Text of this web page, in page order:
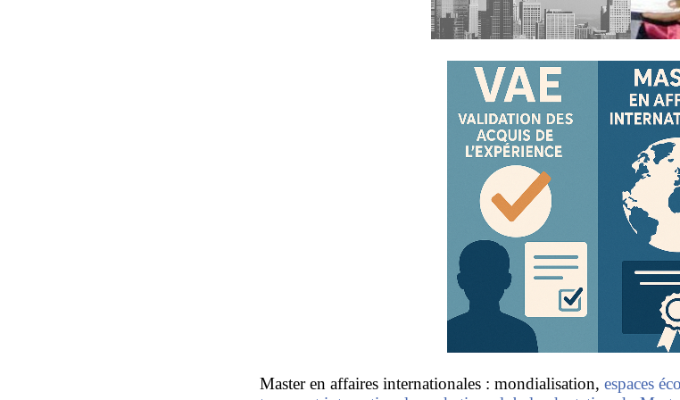
La Chambre de commerce internationale
La Commonwealth des nations
Remarque : en suivant le lien de chaque unité de ce module,
le contenu et les objectifs de chaque unité.
Master en affaires internationales : mondialisation, espaces